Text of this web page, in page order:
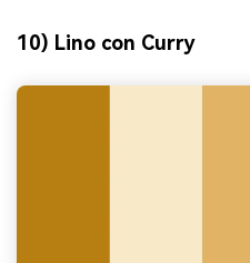
10) Lino con Curry